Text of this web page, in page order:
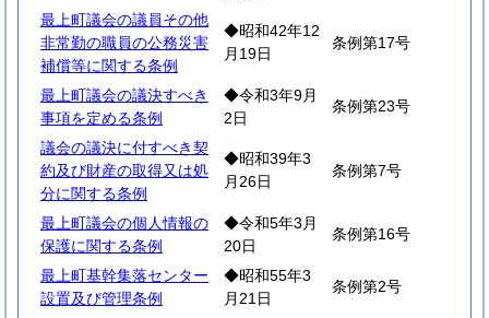
最上町議会の議員その他
非常勤の職員の公務災害
補償等に関する条例
◆昭和42年12
月19日
条例第17号
最上町議会の議決すべき
事項を定める条例
◆令和3年9月
2日
条例第23号
議会の議決に付すべき契
約及び財産の取得又は処
分に関する条例
◆昭和39年3
月26日
条例第7号
最上町議会の個人情報の
保護に関する条例
◆令和5年3月
20日
条例第16号
最上町基幹集落センター
設置及び管理条例
◆昭和55年3
月21日
条例第2号